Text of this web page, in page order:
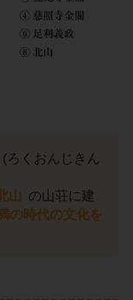
(ろくおんじきん
山 の山荘に建
の時代の文化を